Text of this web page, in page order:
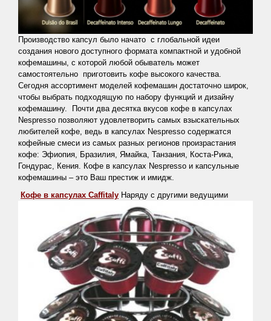
Производство капсул было начато с глобальной идеи
создания нового доступного формата компактной и удобной
кофемашины, с которой любой обыватель может
самостоятельно приготовить кофе высокого качества.
Сегодня ассортимент моделей кофемашин достаточно широк,
чтобы выбрать подходящую по набору функций и дизайну
кофемашину. Почти два десятка вкусов кофе в капсулах
Nespresso позволяют удовлетворить самых взыскательных
любителей кофе, ведь в капсулах Nespresso содержатся
кофейные смеси из самых разных регионов произрастания
кофе: Эфиопия, Бразилия, Ямайка, Танзания, Коста-Рика,
Гондурас, Кения. Кофе в капсулах Nespresso и капсульные
кофемашины – это Ваш престиж и имидж.
Кофе в капсулах Caffitaly Наряду с другими ведущими